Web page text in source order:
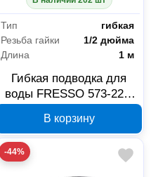
Тип
гибкая
Резьба гайки
1/2 дюйма
Длина
1 м
Гибкая подводка для
воды FRESSO 573-225,
В корзину
-44%